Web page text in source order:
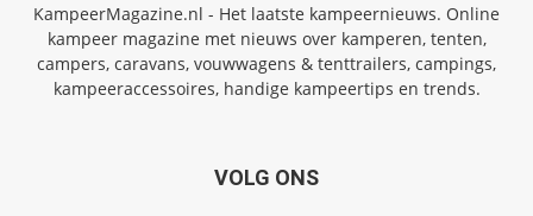
KampeerMagazine.nl - Het laatste kampeernieuws. Online
kampeer magazine met nieuws over kamperen, tenten,
campers, caravans, vouwwagens & tenttrailers, campings,
kampeeraccessoires, handige kampeertips en trends.
VOLG ONS